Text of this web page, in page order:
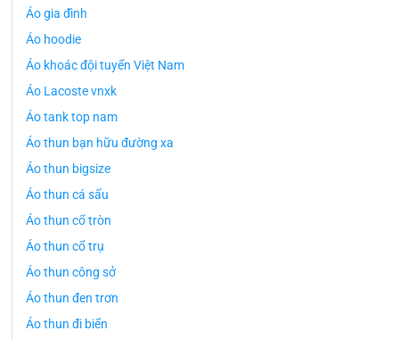
Áo gia đình
Áo hoodie
Áo khoác đội tuyển Việt Nam
Áo Lacoste vnxk
Áo tank top nam
Áo thun bạn hữu đường xa
Áo thun bigsize
Áo thun cá sấu
Áo thun cổ tròn
Áo thun cổ trụ
Áo thun công sở
Áo thun đen trơn
Áo thun đi biển